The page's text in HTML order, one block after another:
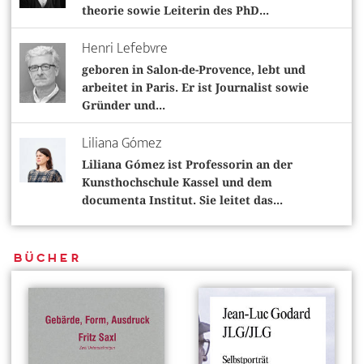
theorie sowie Leiterin des PhD...
Henri Lefebvre
geboren in Salon-de-Provence, lebt und
arbeitet in Paris. Er ist Journalist sowie
Gründer und...
Liliana Gómez
Liliana Gómez ist Professorin an der
Kunsthochschule Kassel und dem
documenta Institut. Sie leitet das...
Bücher